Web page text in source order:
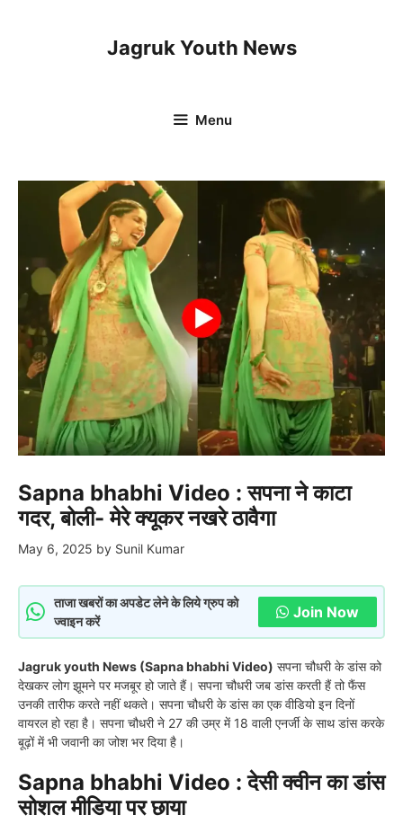
Jagruk Youth News
Menu
Sapna bhabhi Video : सपना ने काटा
गदर, बोली- मेरे क्यूकर नखरे ठावैगा
May 6, 2025 by Sunil Kumar
ताजा खबरों का अपडेट लेने के लिये ग्रुप को
ज्वाइन करें
Join Now
Jagruk youth News (Sapna bhabhi Video) सपना चौधरी के डांस को
देखकर लोग झूमने पर मजबूर हो जाते हैं। सपना चौधरी जब डांस करती हैं तो फैंस
उनकी तारीफ करते नहीं थकते। सपना चौधरी के डांस का एक वीडियो इन दिनों
वायरल हो रहा है। सपना चौधरी ने 27 की उम्र में 18 वाली एनर्जी के साथ डांस करके
बूढ़ों में भी जवानी का जोश भर दिया है।
Sapna bhabhi Video : देसी क्वीन का डांस
सोशल मीडिया पर छाया